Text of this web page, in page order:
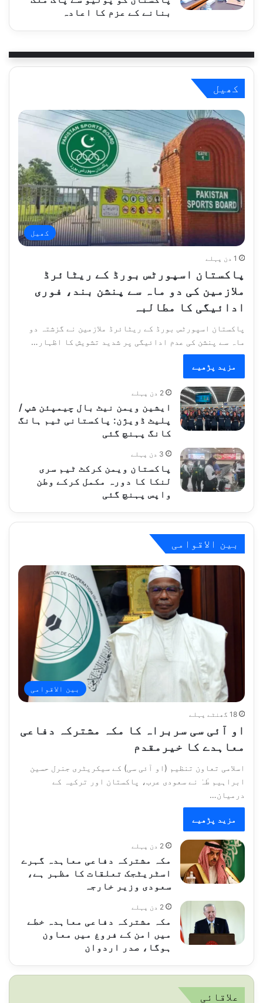
بنانے کے عزم کا اعادہ
کھیل
کھیل
1 دن پہلے
پاکستان اسپورٹس بورڈ کے ریٹائرڈ
ملازمین کی دو ماہ سے پنشن بند، فوری
ادائیگی کا مطالبہ
پاکستان اسپورٹس بورڈ کے ریٹائرڈ ملازمین نے گزشتہ دو
ماہ سے پنشن کی عدم ادائیگی پر شدید تشویش کا اظہار…
مزید پڑھیے
2 دن پہلے
ایشین ویمن نیٹ بال چیمپئن شپ /
پلیٹ ڈویژن: پاکستانی ٹیم ہانگ
کانگ پہنچ گئی
3 دن پہلے
پاکستان ویمن کرکٹ ٹیم سری
لنکا کا دورہ مکمل کرکے وطن
واپس پہنچ گئی
بین الاقوامی
بین الاقوامی
18 گھنٹے پہلے
او آئی سی سربراہ کا مکہ مشترکہ دفاعی
معاہدے کا خیرمقدم
اسلامی تعاون تنظیم (او آئی سی) کے سیکریٹری جنرل حسین
ابراہیم طٰہٰ نے سعودی عرب، پاکستان اور ترکیہ کے
درمیان…
مزید پڑھیے
2 دن پہلے
مکہ مشترکہ دفاعی معاہدہ گہرے
اسٹریٹجک تعلقات کا مظہر ہے،
سعودی وزیر خارجہ
2 دن پہلے
مکہ مشترکہ دفاعی معاہدہ خطے
میں امن کے فروغ میں معاون
ہوگا، صدر اردوان
علاقائی